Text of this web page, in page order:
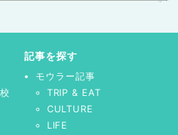
記事を探す
モウラー記事
TRIP & EAT
CULTURE
LIFE